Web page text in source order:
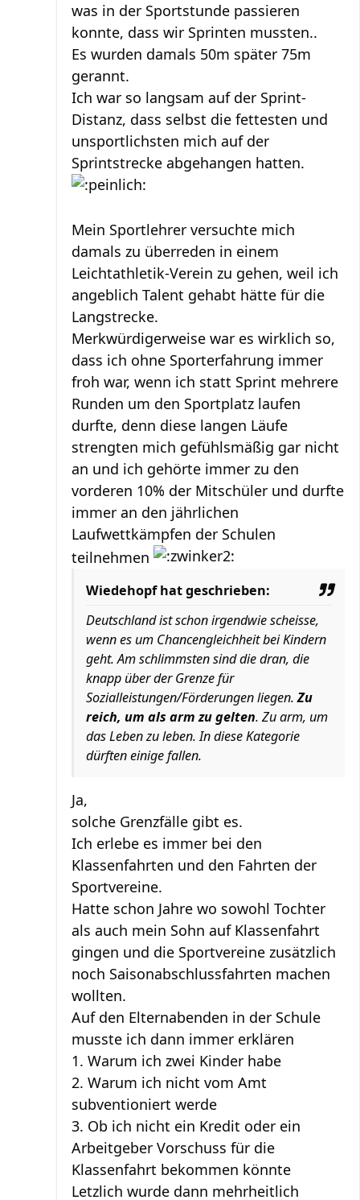
was in der Sportstunde passieren
konnte, dass wir Sprinten mussten..
Es wurden damals 50m später 75m
gerannt.
Ich war so langsam auf der Sprint-
Distanz, dass selbst die fettesten und
unsportlichsten mich auf der
Sprintstrecke abgehangen hatten.
Mein Sportlehrer versuchte mich
damals zu überreden in einem
Leichtathletik-Verein zu gehen, weil ich
angeblich Talent gehabt hätte für die
Langstrecke.
Merkwürdigerweise war es wirklich so,
dass ich ohne Sporterfahrung immer
froh war, wenn ich statt Sprint mehrere
Runden um den Sportplatz laufen
durfte, denn diese langen Läufe
strengten mich gefühlsmäßig gar nicht
an und ich gehörte immer zu den
vorderen 10% der Mitschüler und durfte
immer an den jährlichen
Laufwettkämpfen der Schulen
teilnehmen
Wiedehopf hat geschrieben:
Deutschland ist schon irgendwie scheisse,
wenn es um Chancengleichheit bei Kindern
geht. Am schlimmsten sind die dran, die
knapp über der Grenze für
Sozialleistungen/Förderungen liegen.Zu
reich, um als arm zu gelten. Zu arm, um
das Leben zu leben. In diese Kategorie
dürften einige fallen.
Ja,
solche Grenzfälle gibt es.
Ich erlebe es immer bei den
Klassenfahrten und den Fahrten der
Sportvereine.
Hatte schon Jahre wo sowohl Tochter
als auch mein Sohn auf Klassenfahrt
gingen und die Sportvereine zusätzlich
noch Saisonabschlussfahrten machen
wollten.
Auf den Elternabenden in der Schule
musste ich dann immer erklären
1. Warum ich zwei Kinder habe
2. Warum ich nicht vom Amt
subventioniert werde
3. Ob ich nicht ein Kredit oder ein
Arbeitgeber Vorschuss für die
Klassenfahrt bekommen könnte
Letzlich wurde dann mehrheitlich